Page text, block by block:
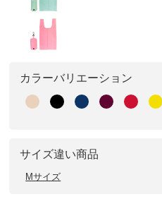
カラーバリエーション
サイズ違い商品
Mサイズ